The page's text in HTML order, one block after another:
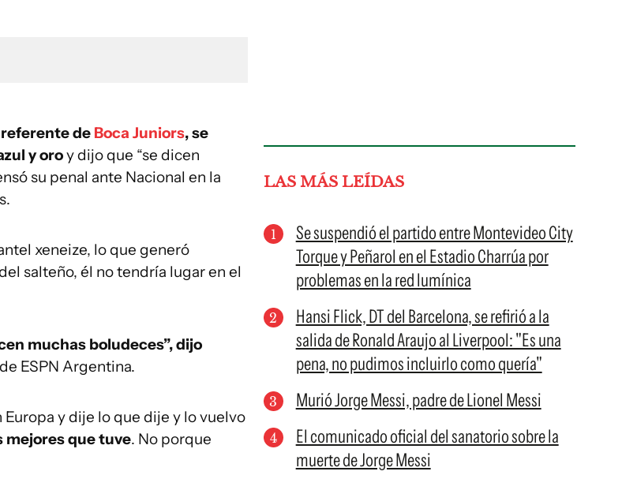
de Boca Juniors, se
y oroy dijo que “se dicen
su penal ante Nacional en la
xeneize, lo que generó
salteño, él no tendría lugar en el
muchas boludeces”, dijo
ESPN Argentina.
y dije lo que dije y lo vuelvo
mejores que tuve. No porque
LAS MÁS LEÍDAS
Se suspendió el partido entre Montevideo City
Torque y Peñarol en el Estadio Charrúa por
problemas en la red lumínica
Hansi Flick, DT del Barcelona, se refirió a la
salida de Ronald Araujo al Liverpool: "Es una
pena, no pudimos incluirlo como quería"
Murió Jorge Messi, padre de Lionel Messi
El comunicado oficial del sanatorio sobre la
muerte de Jorge Messi